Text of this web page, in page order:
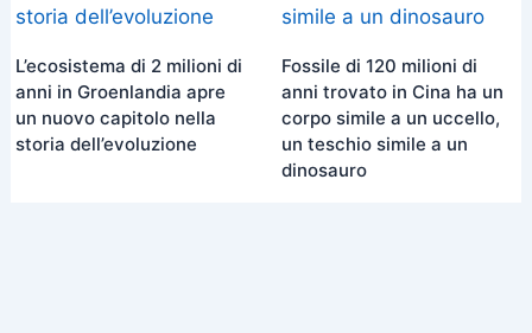
L’ecosistema di 2 milioni di
anni in Groenlandia apre
un nuovo capitolo nella
storia dell’evoluzione
Fossile di 120 milioni di
anni trovato in Cina ha un
corpo simile a un uccello,
un teschio simile a un
dinosauro